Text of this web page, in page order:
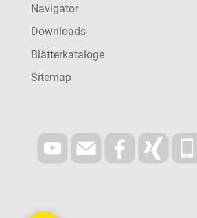
Navigator
Downloads
Blätterkataloge
Sitemap